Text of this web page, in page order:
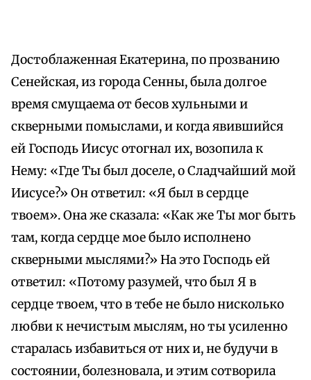
Достоблаженная Екатерина, по прозванию
Сенейская, из города Сенны, была долгое
время смущаема от бесов хульными и
скверными помыслами, и когда явившийся
ей Господь Иисус отогнал их, возопила к
Нему: «Где Ты был доселе, о Сладчайший мой
Иисусе?» Он ответил: «Я был в сердце
твоем». Она же сказала: «Как же Ты мог быть
там, когда сердце мое было исполнено
скверными мыслями?» На это Господь ей
ответил: «Потому разумей, что был Я в
сердце твоем, что в тебе не было нисколько
любви к нечистым мыслям, но ты усиленно
старалась избавиться от них и, не будучи в
состоянии, болезновала, и этим сотворила